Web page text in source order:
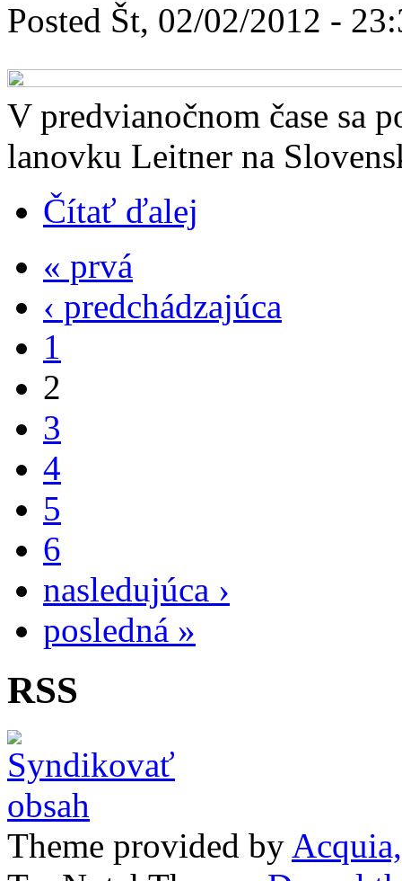
Posted Št, 02/02/2012 -
V predvianočnom čase sa
lanovku Leitner na
Čítať ďalej
« prvá
‹ predchádzajúca
1
2
3
4
5
6
nasledujúca ›
posledná »
RSS
Theme provided by